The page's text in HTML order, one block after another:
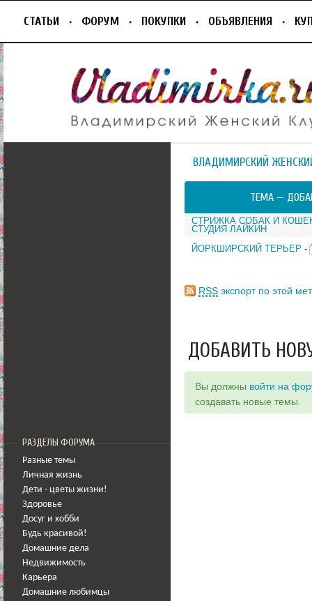
СТАТЬИ ФОРУМ ПОКУПКИ ОБЪЯВЛЕНИЯ
РАЗДЕЛЫ ФОРУМА
Разные темы
Личная жизнь
Дети - цветы жизни!
Здоровье
Досуг и хобби
Будь красивой!
Домашние дела
Недвижимость
Карьера
Домашние любимцы
ВЛАДИМИРСКИЙ
ТЕМА —
СТРИЖКА СОБАК И
СТУДИЯ ЛАЙКИН
ЙОРКШИРСКИЙ ТЕРЬЕР -
RSS экспорт по этой
ДОБАВИТЬ
Вы должны войти на
создавать новые темы.